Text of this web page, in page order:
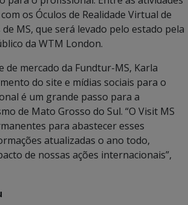
os Óculos de Realidade Virtual de
MS, que será levado pelo estado pela
da WTM London.
de mercado da Fundtur-MS, Karla
do site e mídias sociais para o
é um grande passo para a
de Mato Grosso do Sul. “O Visit MS
para abastecer esses
atualizadas o ano todo,
de nossas ações internacionais”,